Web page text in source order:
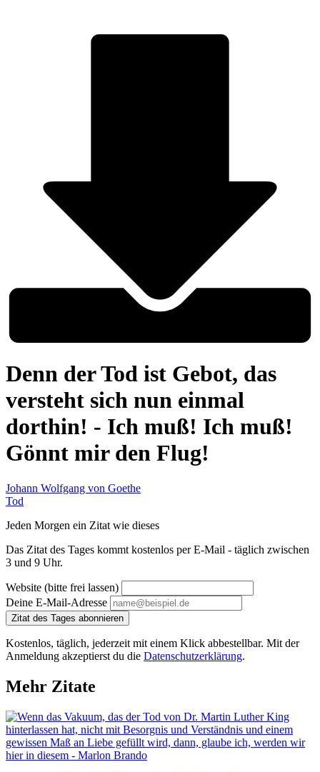
Denn der Tod ist Gebot, das
versteht sich nun einmal
dorthin! - Ich muß! Ich muß!
Gönnt mir den Flug!
Johann Wolfgang von Goethe
Tod
Jeden Morgen ein Zitat wie dieses
Das Zitat des Tages kommt kostenlos per E-Mail - täglich zwischen
3 und 9 Uhr.
Website (bitte frei lassen)
Deine E-Mail-Adresse
Zitat des Tages abonnieren
Kostenlos, täglich, jederzeit mit einem Klick abbestellbar. Mit der
Anmeldung akzeptierst du die Datenschutzerklärung.
Mehr Zitate